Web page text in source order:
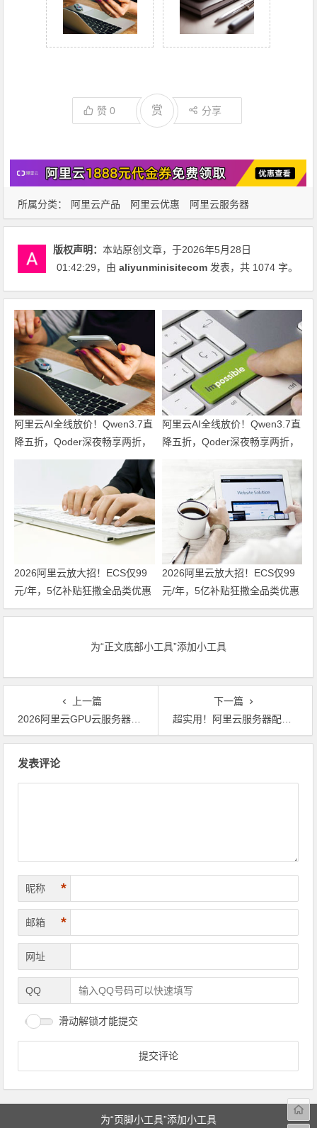
赞0 赏 分享
所属分类： 阿里云产品 阿里云优惠 阿里云服务器
版权声明：本站原创文章，于2026年5月28日
01:42:29，由aliyunminisitecom 发表，共 1074 字。
阿里云AI全线放价！Qwen3.7直
降五折，Qoder深夜畅享两折，
文生视频六折起，全栈AI特惠一
阿里云AI全线放价！Qwen3.7直
降五折，Qoder深夜畅享两折，
文生视频六折起，全栈AI特惠一
2026阿里云放大招！ECS仅99
元/年，5亿补贴狂撒全品类优惠
券，手把手教你省钱 领代金券
2026阿里云放大招！ECS仅99
元/年，5亿补贴狂撒全品类优惠
券，手把手教你省钱
为“正文底部小工具”添加小工具
上一篇
2026阿里云GPU云服务器盛宴嗨翻天！低至1折的惊喜价，助力企业AI算力一路“狂飙”！领代金券
下一篇
超实用！阿里云服务器配置选购指南：新手轻松入门，优惠价格大揭秘 领代金券
发表评论
昵称 *
邮箱 *
网址
QQ
滑动解锁才能提交
为“页脚小工具”添加小工具